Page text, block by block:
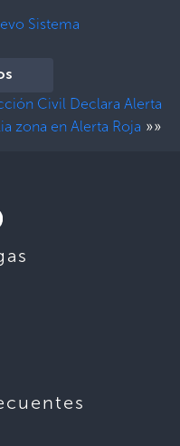
Sistema
Civil Declara Alerta
zona en Alerta Roja »»